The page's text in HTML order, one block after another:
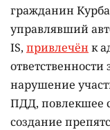
гражданин
управлявший
IS, привлечён к
нарушение
ПДД, повлекшее
создание